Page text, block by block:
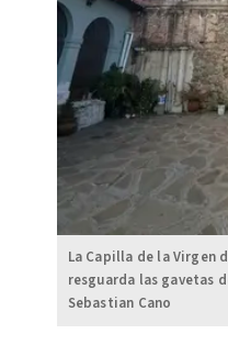
La Capilla de la Virgen
resguarda las gavetas
Sebastian Cano